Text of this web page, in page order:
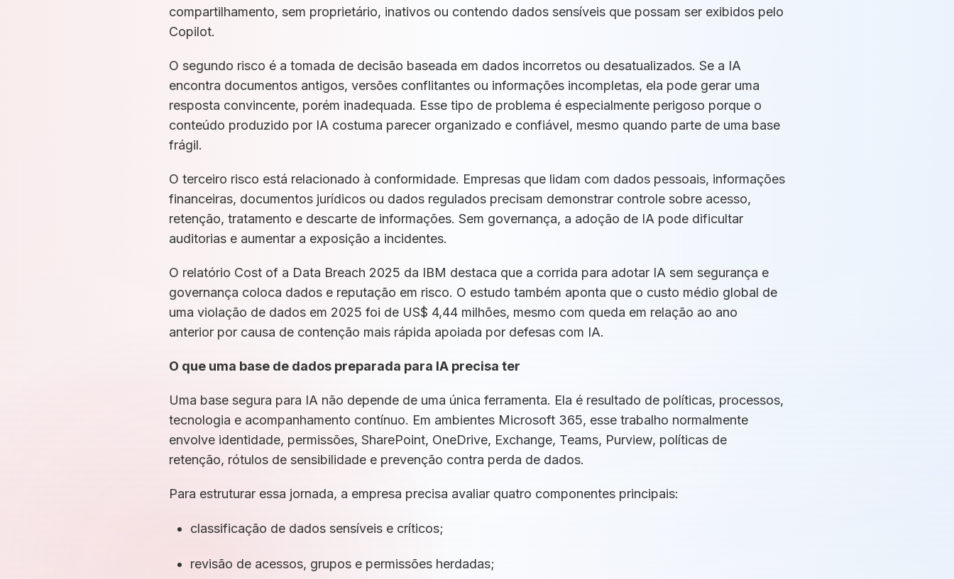
compartilhamento, sem proprietário, inativos ou contendo dados sensíveis que possam ser exibidos pelo
Copilot.
O segundo risco é a tomada de decisão baseada em dados incorretos ou desatualizados. Se a IA
encontra documentos antigos, versões conflitantes ou informações incompletas, ela pode gerar uma
resposta convincente, porém inadequada. Esse tipo de problema é especialmente perigoso porque o
conteúdo produzido por IA costuma parecer organizado e confiável, mesmo quando parte de uma base
frágil.
O terceiro risco está relacionado à conformidade. Empresas que lidam com dados pessoais, informações
financeiras, documentos jurídicos ou dados regulados precisam demonstrar controle sobre acesso,
retenção, tratamento e descarte de informações. Sem governança, a adoção de IA pode dificultar
auditorias e aumentar a exposição a incidentes.
O relatório Cost of a Data Breach 2025 da IBM destaca que a corrida para adotar IA sem segurança e
governança coloca dados e reputação em risco. O estudo também aponta que o custo médio global de
uma violação de dados em 2025 foi de US$ 4,44 milhões, mesmo com queda em relação ao ano
anterior por causa de contenção mais rápida apoiada por defesas com IA.
O que uma base de dados preparada para IA precisa ter
Uma base segura para IA não depende de uma única ferramenta. Ela é resultado de políticas, processos,
tecnologia e acompanhamento contínuo. Em ambientes Microsoft 365, esse trabalho normalmente
envolve identidade, permissões, SharePoint, OneDrive, Exchange, Teams, Purview, políticas de
retenção, rótulos de sensibilidade e prevenção contra perda de dados.
Para estruturar essa jornada, a empresa precisa avaliar quatro componentes principais:
classificação de dados sensíveis e críticos;
revisão de acessos, grupos e permissões herdadas;